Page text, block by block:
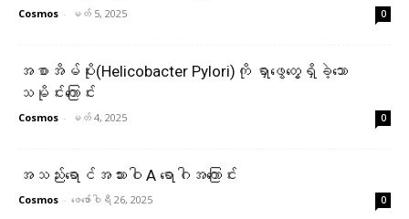
Cosmos - မတ် 5, 2025 0
အစာအိမ်ပိုး(Helicobacter Pylori)ကို ရှာဖွေတွေ့ရှိခဲ့သော
သမိုင်းကြောင်း
Cosmos - မတ် 4, 2025 0
အသည်းရောင်အသားဝါ A ရောဂါအကြောင်း
Cosmos - ဖေ‌ဖော်ဝါရီ 26, 2025 0